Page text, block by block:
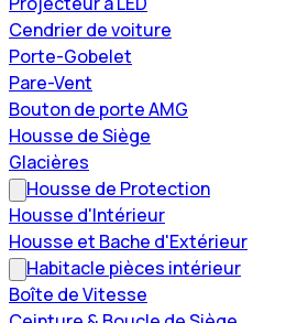
Cendrier de voiture
Porte-Gobelet
Pare-Vent
Bouton de porte AMG
Housse de Siège
Glacières
Housse de Protection
Housse d'Intérieur
Housse et Bache d'Extérieur
Habitacle pièces intérieur
Boîte de Vitesse